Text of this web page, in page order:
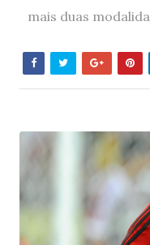
mais duas